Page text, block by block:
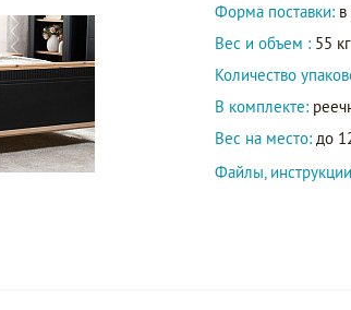
Форма поставки:
Вес и объем : 55 кг
Количество
В комплекте:
Вес на место: до
Файлы,